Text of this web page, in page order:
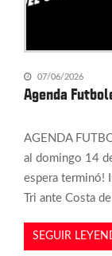
07/06/2026
Agenda
AGENDA
al domingo 14
espera terminó!
Tri ante Costa
SEGUIR